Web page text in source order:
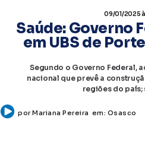
09/01/2025
Saúde: Governo
em UBS de
Segundo o Governo Federal,
nacional que prevê a
regiões do país;
porMariana Pereira em: Osasco